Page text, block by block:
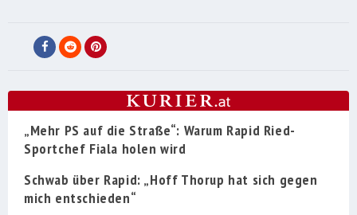
„Mehr PS auf die Straße“: Warum Rapid Ried-
Sportchef Fiala holen wird
Schwab über Rapid: „Hoff Thorup hat sich gegen
mich entschieden“